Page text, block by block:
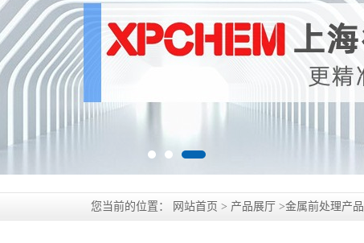
您当前的位置： 网站首页 > 产品展厅 >金属前处理产品